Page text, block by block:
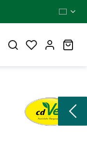
Du hast 0